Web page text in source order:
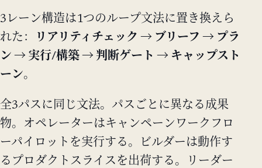
3レーン構造は1つのループ文法に置き換えら
れた：
リアリティチェック → ブリーフ → プラ
ン → 実行/構築 → 判断ゲート → キャップスト
ーン。
全3パスに同じ文法。パスごとに異なる成果
物。オペレーターはキャンペーンワークフロ
ーパイロットを実行する。ビルダーは動作す
るプロダクトスライスを出荷する。リーダー